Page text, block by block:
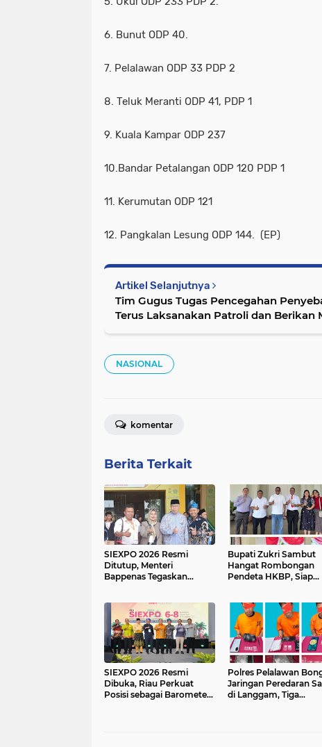
6. Bunut ODP 40.
7. Pelalawan ODP 33 PDP 2
8. Teluk Meranti ODP 41, PDP 1
9. Kuala Kampar ODP 237
10.Bandar Petalangan ODP 120 PDP 1
11. Kerumutan ODP 121
12. Pangkalan Lesung ODP 144. (EP)
Artikel Selanjutnya
Tim Gugus Tugas Pencegahan
Terus Laksanakan Patroli dan Berikan
NASIONAL
komentar
Berita Terkait
SIEXPO 2026 Resmi
Ditutup, Menteri
Bappenas Tegaskan
Nasional
Bupati Zukri Sambut
Hangat Rombongan
Pendeta HKBP, Siap
SIEXPO 2026 Resmi
Dibuka, Riau Perkuat
Posisi sebagai Barometer
Polres Pelalawan
Jaringan Peredaran
di Langgam, Tiga